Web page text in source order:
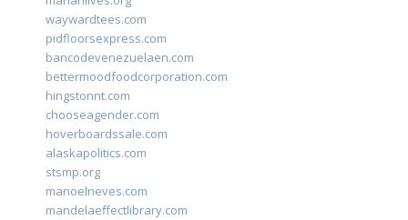
waywardtees.com
pidfloorsexpress.com
bancodevenezuelaen.com
bettermoodfoodcorporation.com
hingstonnt.com
chooseagender.com
hoverboardssale.com
alaskapolitics.com
stsmp.org
manoelneves.com
mandelaeffectlibrary.com